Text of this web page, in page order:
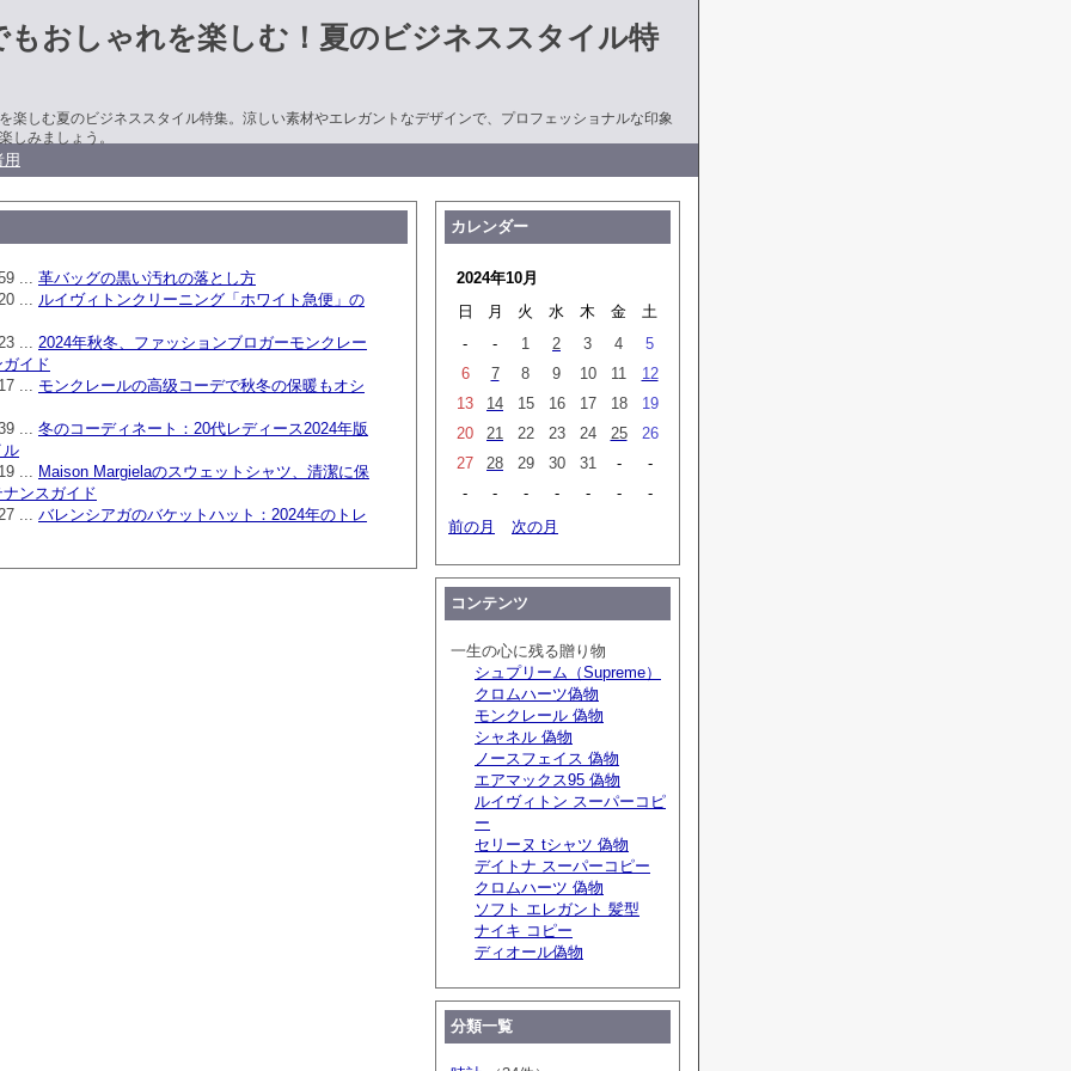
もおしゃれを楽しむ！夏のビジネススタイル特
楽しむ夏のビジネススタイル特集。涼しい素材やエレガントなデザインで、プロフェッショナルな印象
しみましょう。
用
... 革バッグの黒い汚れの落とし方
... ルイヴィトンクリーニング「ホワイト急便」の
... 2024年秋冬、ファッションブロガーモンクレー
イド
... モンクレールの高级コーデで秋冬の保暖もオシ
... 冬のコーディネート：20代レディース2024年版
ル
... Maison Margielaのスウェットシャツ、清潔に保
ンスガイド
... バレンシアガのバケットハット：2024年のトレ
カレンダー
2024年10月
日
月 火 水 木 金
土
-
- 1 2 3 4
5
6
7 8 9 10 11
12
13
14 15 16 17 18
19
20
21 22 23 24 25
26
27
28 29 30 31 -
-
-
- - - - -
-
前の月
次の月
コンテンツ
一生の心に残る贈り物
シュプリーム（Supreme）
クロムハーツ偽物
モンクレール 偽物
シャネル 偽物
ノースフェイス 偽物
エアマックス95 偽物
ルイヴィトン スーパーコピ
ー
セリーヌ tシャツ 偽物
デイトナ スーパーコピー
クロムハーツ 偽物
ソフト エレガント 髪型
ナイキ コピー
ディオール偽物
分類一覧